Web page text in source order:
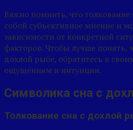
Важно помнить, что толкование
собой субъективное мнение и
зависимости от конкретной
факторов. Чтобы лучше понять,
дохлой рыбе, обратитесь к
ощущениям и интуиции.
Символика сна с
Толкование сна с дохлой